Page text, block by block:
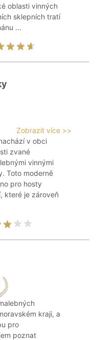
oblasti vinných
sklepních tratí
...
Zobrazit více >>
v obci
zvané
vinnými
Toto moderně
pro hosty
které je zároveň
kraji, a
pro
poznat